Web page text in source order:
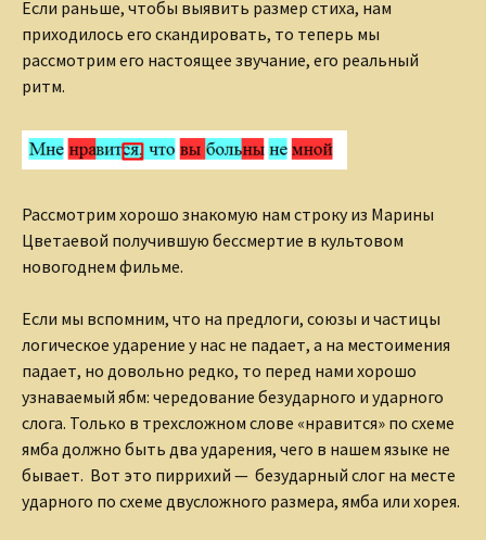
Если раньше, чтобы выявить размер стиха, нам
приходилось его скандировать, то теперь мы
рассмотрим его настоящее звучание, его реальный
ритм.
Рассмотрим хорошо знакомую нам строку из Марины
Цветаевой получившую бессмертие в культовом
новогоднем фильме.
Если мы вспомним, что на предлоги, союзы и частицы
логическое ударение у нас не падает, а на местоимения
падает, но довольно редко, то перед нами хорошо
узнаваемый ябм: чередование безударного и ударного
слога. Только в трехсложном слове «нравится» по схеме
ямба должно быть два ударения, чего в нашем языке не
бывает. Вот это пиррихий — безударный слог на месте
ударного по схеме двусложного размера, ямба или хорея.